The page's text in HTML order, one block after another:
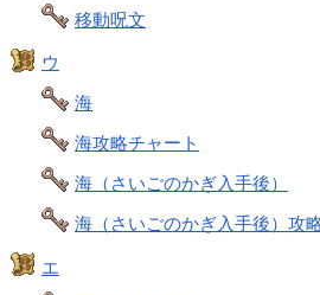
移動呪文
ウ
海
海攻略チャート
海（さいごのかぎ入手後）
海（さいごのかぎ入手後）攻
エ